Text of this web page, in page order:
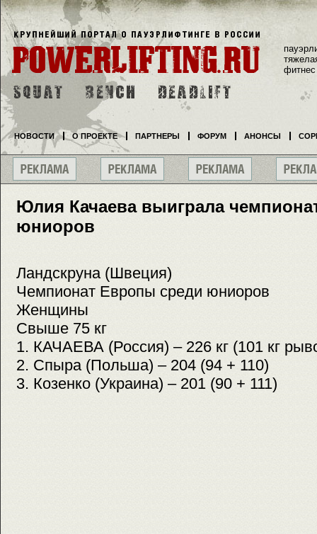
Юлия Качаева выиграла
юниоров
Ландскруна (Швеция)
Чемпионат Европы среди юниоров
Женщины
Свыше 75 кг
1. КАЧАЕВА (Россия) – 226 кг (101 кг
2. Спыра (Польша) – 204 (94 + 110)
3. Козенко (Украина) – 201 (90 + 111)
фитнес
НОВОСТИ О ПРОЕКТЕ ПАРТНЕРЫ ФОРУМ АНОНСЫ